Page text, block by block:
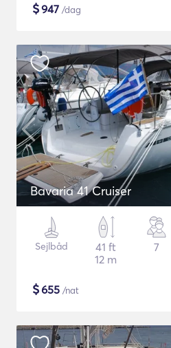
$947 /dag
Bavaria 41 Cruiser
Sejlbåd
41 ft
12 m
7
$655 /nat